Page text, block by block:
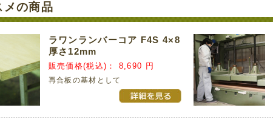
メの商品
ラワンランバーコア F4S 4×8
厚さ12mm
販売価格(税込)： 8,690 円
再合板の基材として